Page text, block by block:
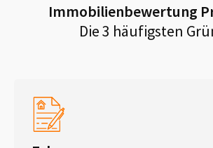
Immobilienbewertung
Die 3 häufigsten